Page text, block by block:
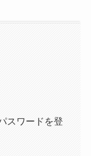
スワードを登